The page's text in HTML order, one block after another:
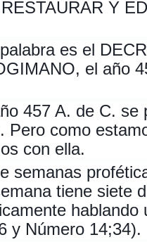
Y
es el
el año
457 A. de C. se
Pero como
con ella.
semanas
tiene siete
hablando
y Número 14;34).